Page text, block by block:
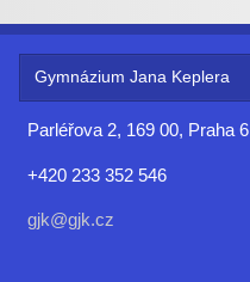
Gymnázium Jana Keplera
Parléřova 2, 169 00, Praha 6
+420 233 352 546
gjk@gjk.cz